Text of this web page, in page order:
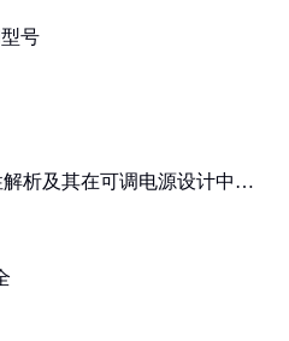
号
析及其在可调电源设计中的